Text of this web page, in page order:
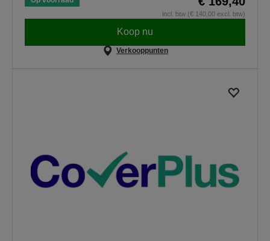
incl. btw (€ 140,00 excl. btw)
Koop nu
Verkooppunten